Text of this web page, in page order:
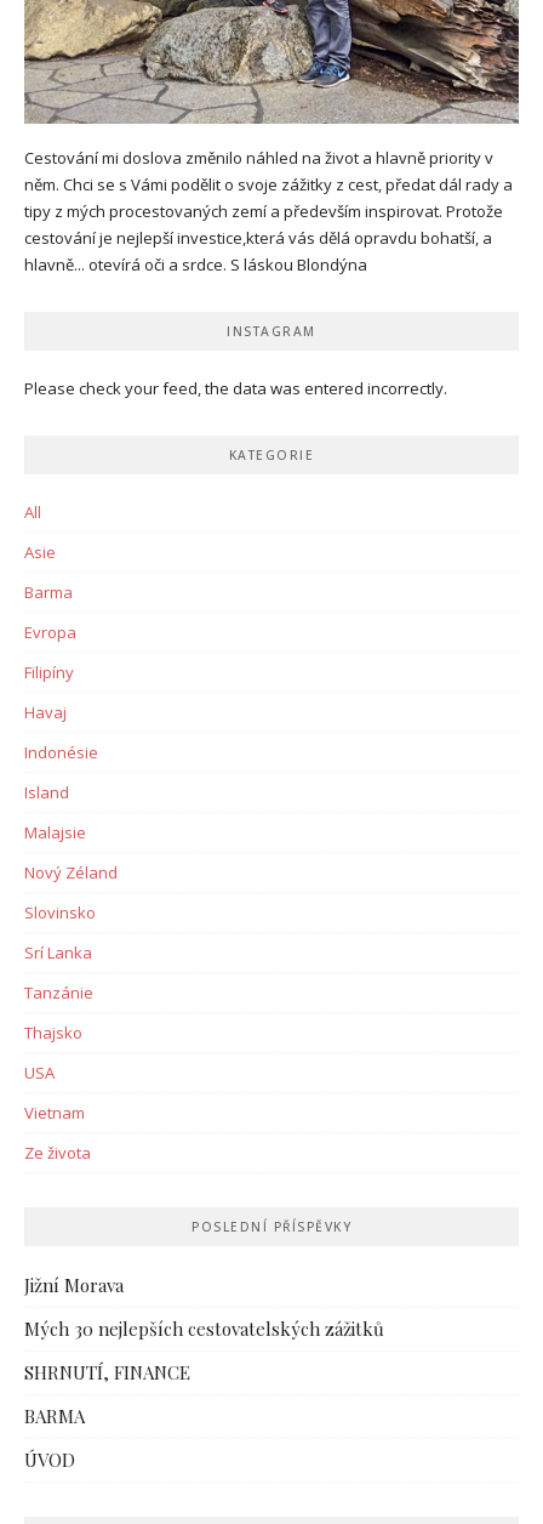
Cestování mi doslova změnilo náhled na život a hlavně priority v
něm. Chci se s Vámi podělit o svoje zážitky z cest, předat dál rady a
tipy z mých procestovaných zemí a především inspirovat. Protože
cestování je nejlepší investice,která vás dělá opravdu bohatší, a
hlavně... otevírá oči a srdce. S láskou Blondýna
INSTAGRAM
Please check your feed, the data was entered incorrectly.
KATEGORIE
All
Asie
Barma
Evropa
Filipíny
Havaj
Indonésie
Island
Malajsie
Nový Zéland
Slovinsko
Srí Lanka
Tanzánie
Thajsko
USA
Vietnam
Ze života
POSLEDNÍ PŘÍSPĚVKY
Jižní Morava
Mých 30 nejlepších cestovatelských zážitků
SHRNUTÍ, FINANCE
BARMA
ÚVOD